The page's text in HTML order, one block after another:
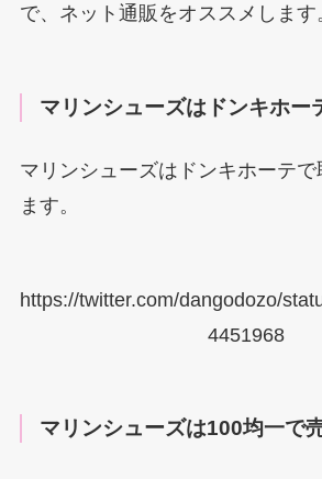
で、ネット通販をオススメします
マリンシューズはドンキホー
マリンシューズはドンキホーテで
ます。
https://twitter.com/dangodozo/
4451968
マリンシューズは100均一で